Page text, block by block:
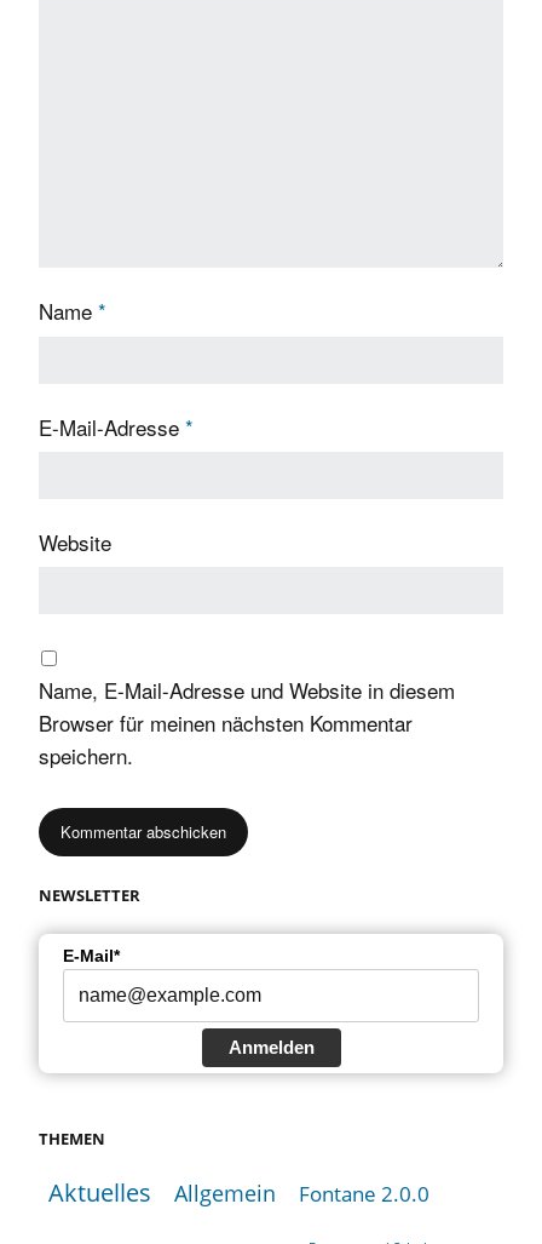
Name *
E-Mail-Adresse *
Website
Name, E-Mail-Adresse und Website in diesem
Browser für meinen nächsten Kommentar
speichern.
NEWSLETTER
E-Mail*
Anmelden
THEMEN
Aktuelles Allgemein Fontane 2.0.0